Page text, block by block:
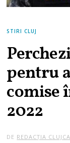
STIRI CLUJ
pentru
comise
2022
DE REDACȚIA